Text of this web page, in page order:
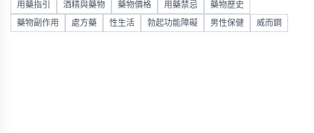
用藥指引 酒精與藥物 藥物價格 用藥禁忌 藥物歷史
藥物副作用 處方藥 性生活 勃起功能障礙 男性保健 威而鋼